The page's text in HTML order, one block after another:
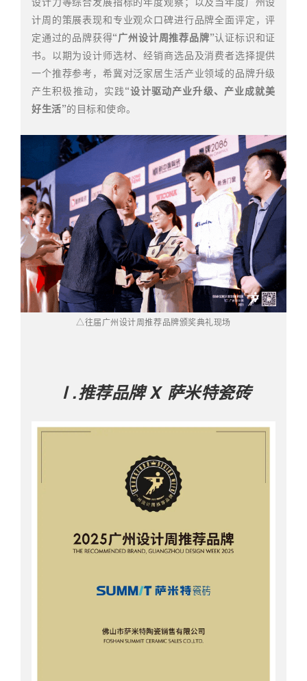
计周的策展表现和专业观众口碑进行品牌全面评定，评
定通过的品牌获得“广州设计周推荐品牌”认证标识和证
书。以期为设计师选材、经销商选品及消费者选择提供
一个推荐参考，希冀对泛家居生活产业领域的品牌升级
产生积极推动，实践“设计驱动产业升级、产业成就美
好生活”的目标和使命。
△往届广州设计周推荐品牌颁奖典礼现场
Ⅰ.推荐品牌 X 萨米特瓷砖